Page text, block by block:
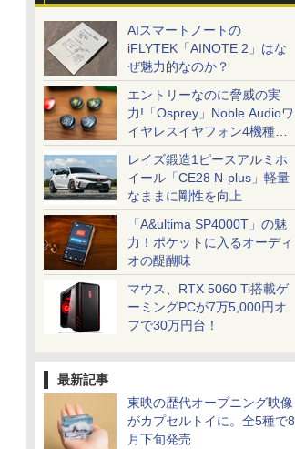
AIスマートノートの
iFLYTEK「AINOTE 2」はな
ぜ魅力的なのか？
エントリーなのに脅威の実
力!「Osprey」Noble Audioワ
イヤレスイヤフォン4機種を
一気に聴く
レイズ鍛造1ピースアルミホ
イール「CE28 N-plus」軽量
なままに剛性を向上
「A&ultima SP4000T」の魅
力！ポケットに入るオーディ
オの醍醐味
マウス、RTX 5060 Ti搭載ゲ
ーミングPCが7万5,000円オ
フで30万円台！
最新記事
東映の歴代オープニング映像
がカプセルトイに。全5種で8
月下旬発売